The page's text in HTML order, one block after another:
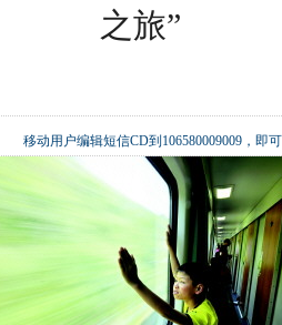
之旅”
移动用户编辑短信CD到106580009009，即